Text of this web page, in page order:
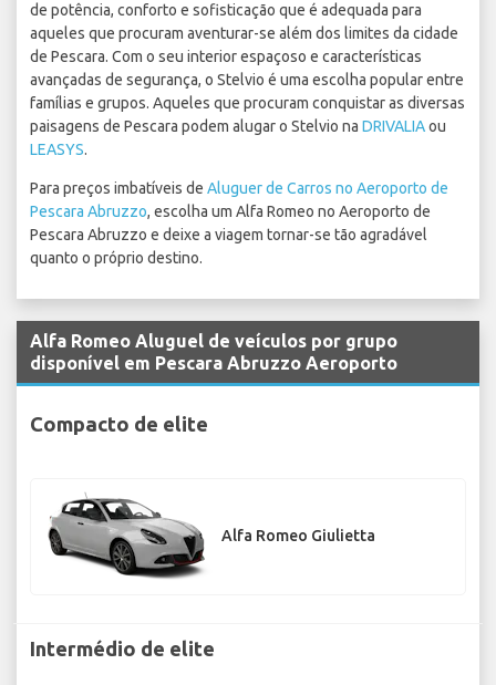
de potência, conforto e sofisticação que é adequada para
aqueles que procuram aventurar-se além dos limites da cidade
de Pescara. Com o seu interior espaçoso e características
avançadas de segurança, o Stelvio é uma escolha popular entre
famílias e grupos. Aqueles que procuram conquistar as diversas
paisagens de Pescara podem alugar o Stelvio na DRIVALIAou
LEASYS.
Para preços imbatíveis de Aluguer de Carros no Aeroporto de
Pescara Abruzzo, escolha um Alfa Romeo no Aeroporto de
Pescara Abruzzo e deixe a viagem tornar-se tão agradável
quanto o próprio destino.
Alfa Romeo Aluguel de veículos por grupo
disponível em Pescara Abruzzo Aeroporto
Compacto de elite
Alfa Romeo Giulietta
Intermédio de elite